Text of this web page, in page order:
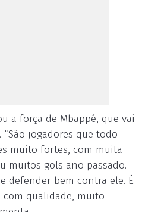
a força de Mbappé, que vai
jogadores que todo
muito fortes, com muita
muitos gols ano passado.
defender bem contra ele. É
qualidade, muito